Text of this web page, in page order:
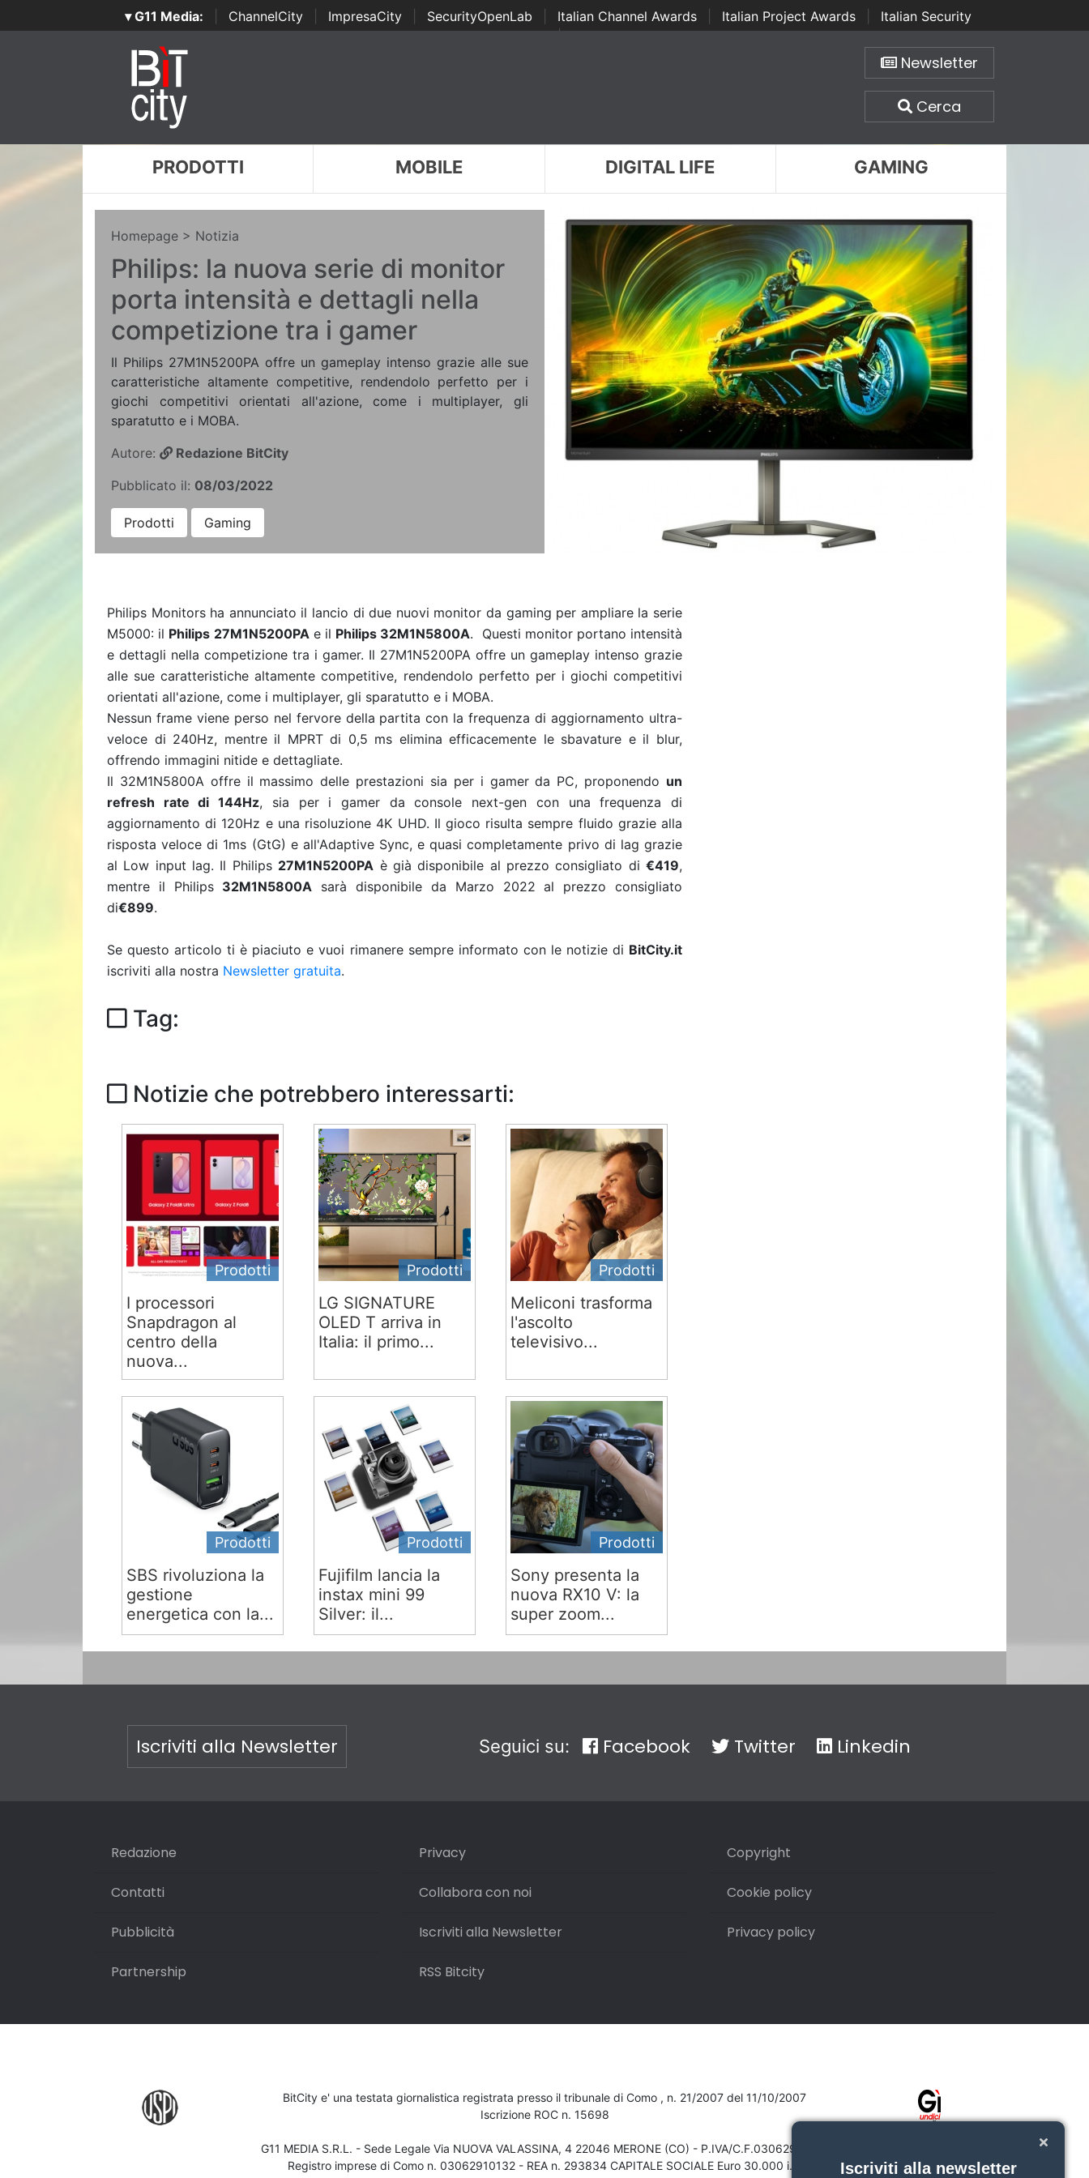
▾ G11 Media: ChannelCity ImpresaCity SecurityOpenLab Italian Channel Awards Italian Project Awards
Italian Security
Awards | ...
Newsletter
Cerca
PRODOTTI MOBILE DIGITAL LIFE GAMING
Homepage > Notizia
Philips: la nuova serie di monitor
porta intensità e dettagli nella
competizione tra i gamer
Il Philips 27M1N5200PA offre un gameplay intenso grazie alle sue
caratteristiche altamente competitive, rendendolo perfetto per i
giochi competitivi orientati all'azione, come i multiplayer, gli
sparatutto e i MOBA.
Autore:
Redazione BitCity
Pubblicato il: 08/03/2022
Prodotti Gaming
Philips Monitors ha annunciato il lancio di due nuovi monitor da gaming per ampliare la serie
M5000: il Philips 27M1N5200PAe il Philips 32M1N5800A. Questi monitor portano intensità
e dettagli nella competizione tra i gamer. Il 27M1N5200PA offre un gameplay intenso grazie
alle sue caratteristiche altamente competitive, rendendolo perfetto per i giochi competitivi
orientati all'azione, come i multiplayer, gli sparatutto e i MOBA.
Nessun frame viene perso nel fervore della partita con la frequenza di aggiornamento ultra-
veloce di 240Hz, mentre il MPRT di 0,5 ms elimina efficacemente le sbavature e il blur,
offrendo immagini nitide e dettagliate.
Il 32M1N5800A offre il massimo delle prestazioni sia per i gamer da PC, proponendo un
refresh rate di 144Hz, sia per i gamer da console next-gen con una frequenza di
aggiornamento di 120Hz e una risoluzione 4K UHD. Il gioco risulta sempre fluido grazie alla
risposta veloce di 1ms (GtG) e all'Adaptive Sync, e quasi completamente privo di lag grazie
al Low input lag. Il Philips 27M1N5200PA è già disponibile al prezzo consigliato di€419,
mentre il Philips 32M1N5800A sarà disponibile da Marzo 2022 al prezzo consigliato
di€899.
Se questo articolo ti è piaciuto e vuoi rimanere sempre informato con le notizie di BitCity.it
iscriviti alla nostra Newsletter gratuita.
Tag:
Notizie che potrebbero interessarti:
Prodotti
I processori
Snapdragon al
centro della
nuova...
Prodotti
LG SIGNATURE
OLED T arriva in
Italia: il primo...
Prodotti
Meliconi trasforma
l'ascolto
televisivo...
Prodotti
SBS rivoluziona la
gestione
energetica con la...
Prodotti
Fujifilm lancia la
instax mini 99
Silver: il...
Prodotti
Sony presenta la
nuova RX10 V: la
super zoom...
Iscriviti alla Newsletter Seguici su: Facebook Twitter Linkedin
Redazione
Contatti
Pubblicità
Partnership
Privacy
Collabora con noi
Iscriviti alla Newsletter
RSS Bitcity
Copyright
Cookie policy
Privacy policy
BitCity e' una testata giornalistica registrata presso il tribunale di Como , n. 21/2007 del 11/10/2007
Iscrizione ROC n. 15698
G11 MEDIA S.R.L. - Sede Legale Via NUOVA VALASSINA, 4 22046 MERONE (CO) - P.IVA/C.F.03062910132
Registro imprese di Como n. 03062910132 - REA n. 293834 CAPITALE SOCIALE Euro 30.000 i.v.
Iscriviti alla newsletter